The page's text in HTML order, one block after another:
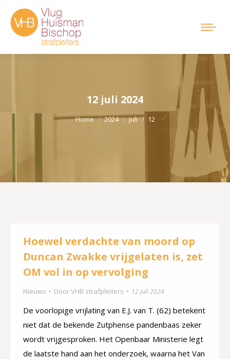
12 juli 2024
Home 2024 juli 12
Hoewel verdachte van moord op
Duncan Zwakke vrijgelaten is, zet
OM vol in op vervolging
Nieuws DoorVHB strafpleiters 12 juli 2024
De voorlopige vrijlating van E.J. van T. (62) betekent
niet dat de bekende Zutphense pandenbaas zeker
wordt vrijgesproken. Het Openbaar Ministerie legt
de laatste hand aan het onderzoek, waarna het Van